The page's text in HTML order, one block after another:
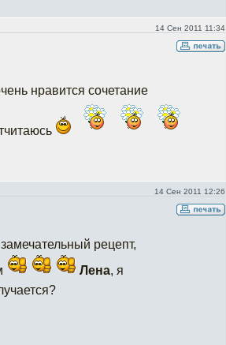
14 Сен 2011 11:34
нравится сочетание
14 Сен 2011 12:26
рецепт,
Лена, я